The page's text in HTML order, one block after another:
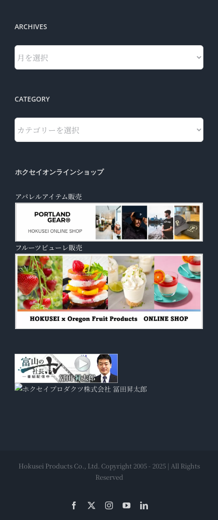
ARCHIVES
Archives
CATEGORY
Category
ホクセイオンラインショップ
アパレルアイテム販売
フルーツピューレ販売
Hokusei Products Co., Ltd. Copyright 2005 - 2025 | All Rights
Reserved
Facebook InstagramYouTubeLinkedIn